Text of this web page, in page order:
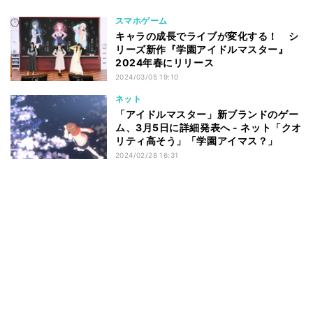
スマホゲーム
キャラの成長でライブが変化する！ シ
リーズ新作『学園アイドルマスター』
2024年春にリリース
2024/03/05 19:10
ネット
「アイドルマスター」新ブランドのゲー
ム、3月5日に詳細発表へ - ネット「クオ
リティ高そう」「学園アイマス？」
2024/02/28 16:31